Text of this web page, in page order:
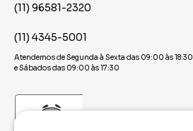
(11) 96581-2320
(11) 4345-5001
Atendemos de Segunda à Sexta das 09:00 às 18:30
e Sábados das 09:00 às 17:30